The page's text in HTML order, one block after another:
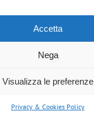
Accetta
Nega
Visualizza le preferenze
Privacy & Cookies Policy